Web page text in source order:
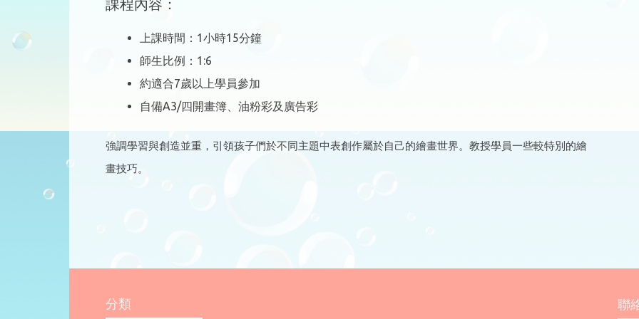
課程內容：
上課時間：1小時15分鐘
師生比例：1:6
約適合7歲以上學員參加
自備A3/四開畫簿、油粉彩及廣告彩
強調學習與創造並重，引領孩子們於不同主題中表創作屬於自己的繪畫世界。教授學員一些較特別的繪
畫技巧。
分類 聯